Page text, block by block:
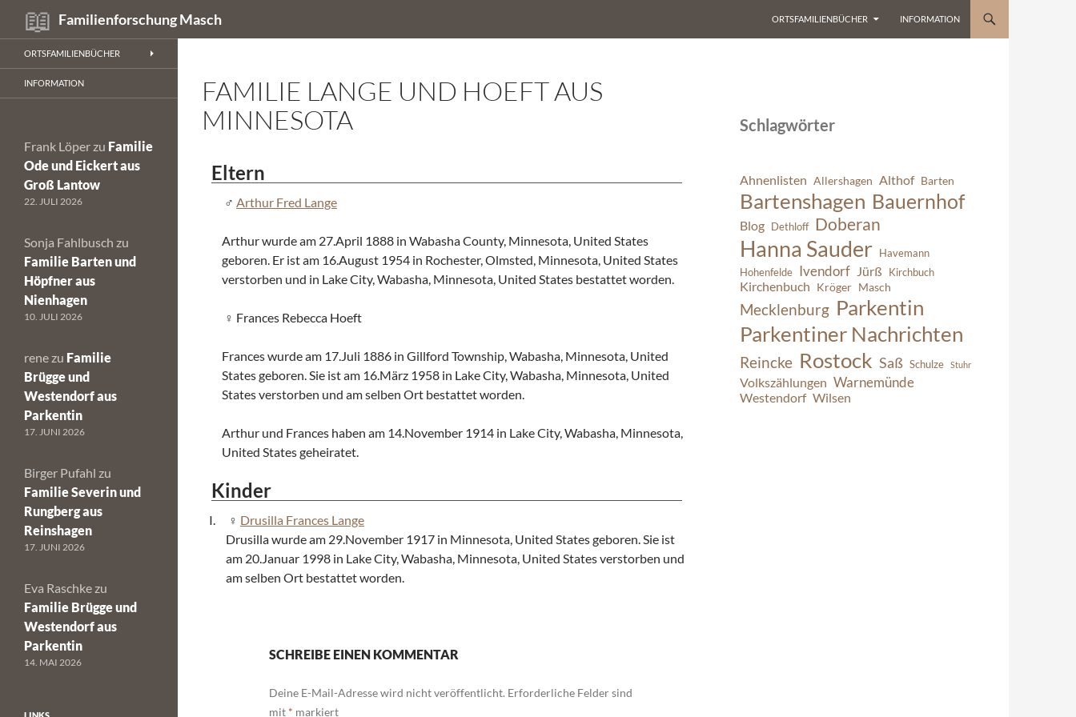
Inhalt
springen
Familienforschung Masch
Suchen
ORTSFAMILIENBÜCHER INFORMATION
FAMILIE LANGE UND HOEFT AUS
MINNESOTA
Eltern
Arthur Fred Lange
Arthur wurde am 27.April 1888 in Wabasha County, Minnesota, United States
geboren. Er ist am 16.August 1954 in Rochester, Olmsted, Minnesota, United States
verstorben und in Lake City, Wabasha, Minnesota, United States bestattet worden.
Frances Rebecca Hoeft
Frances wurde am 17.Juli 1886 in Gillford Township, Wabasha, Minnesota, United
States geboren. Sie ist am 16.März 1958 in Lake City, Wabasha, Minnesota, United
States verstorben und am selben Ort bestattet worden.
Arthur und Frances haben am 14.November 1914 in Lake City, Wabasha, Minnesota,
United States geheiratet.
Kinder
Drusilla Frances Lange
Drusilla wurde am 29.November 1917 in Minnesota, United States geboren. Sie ist
am 20.Januar 1998 in Lake City, Wabasha, Minnesota, United States verstorben und
am selben Ort bestattet worden.
SCHREIBE EINEN KOMMENTAR
Deine E-Mail-Adresse wird nicht veröffentlicht. Erforderliche Felder sind
mit * markiert
Schlagwörter
Ahnenlisten Allershagen Althof Barten
Bartenshagen Bauernhof
Blog Dethloff Doberan
Hanna Sauder
Havemann
Hohenfelde Ivendorf Jürß Kirchbuch
Kirchenbuch Kröger Masch
Mecklenburg Parkentin
Parkentiner Nachrichten
Reincke Rostock Saß Schulze Stuhr
Volkszählungen Warnemünde
Westendorf Wilsen
ORTSFAMILIENBÜCHER
INFORMATION
Frank Löper zu Familie
Ode und Eickert aus
Groß Lantow
22. JULI 2026
Sonja Fahlbusch zu
Familie Barten und
Höpfner aus
Nienhagen
10. JULI 2026
rene zu Familie
Brügge und
Westendorf aus
Parkentin
17. JUNI 2026
Birger Pufahl zu
Familie Severin und
Rungberg aus
Reinshagen
17. JUNI 2026
Eva Raschke zu
Familie Brügge und
Westendorf aus
Parkentin
14. MAI 2026